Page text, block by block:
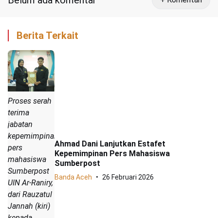
Berita Terkait
Proses serah
terima
jabatan
kepemimpinan
pers
mahasiswa
Sumberpost
UIN Ar-Raniry,
dari Rauzatul
Jannah (kiri)
Ahmad Dani Lanjutkan Estafet
Kepemimpinan Pers Mahasiswa
Sumberpost
Banda Aceh 26 Februari 2026